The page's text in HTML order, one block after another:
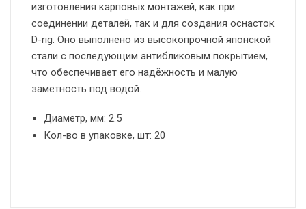
изготовления карповых монтажей, как при
соединении деталей, так и для создания оснасток
D-rig. Оно выполнено из высокопрочной японской
стали с последующим антибликовым покрытием,
что обеспечивает его надёжность и малую
заметность под водой.
Диаметр, мм: 2.5
Кол-во в упаковке, шт: 20